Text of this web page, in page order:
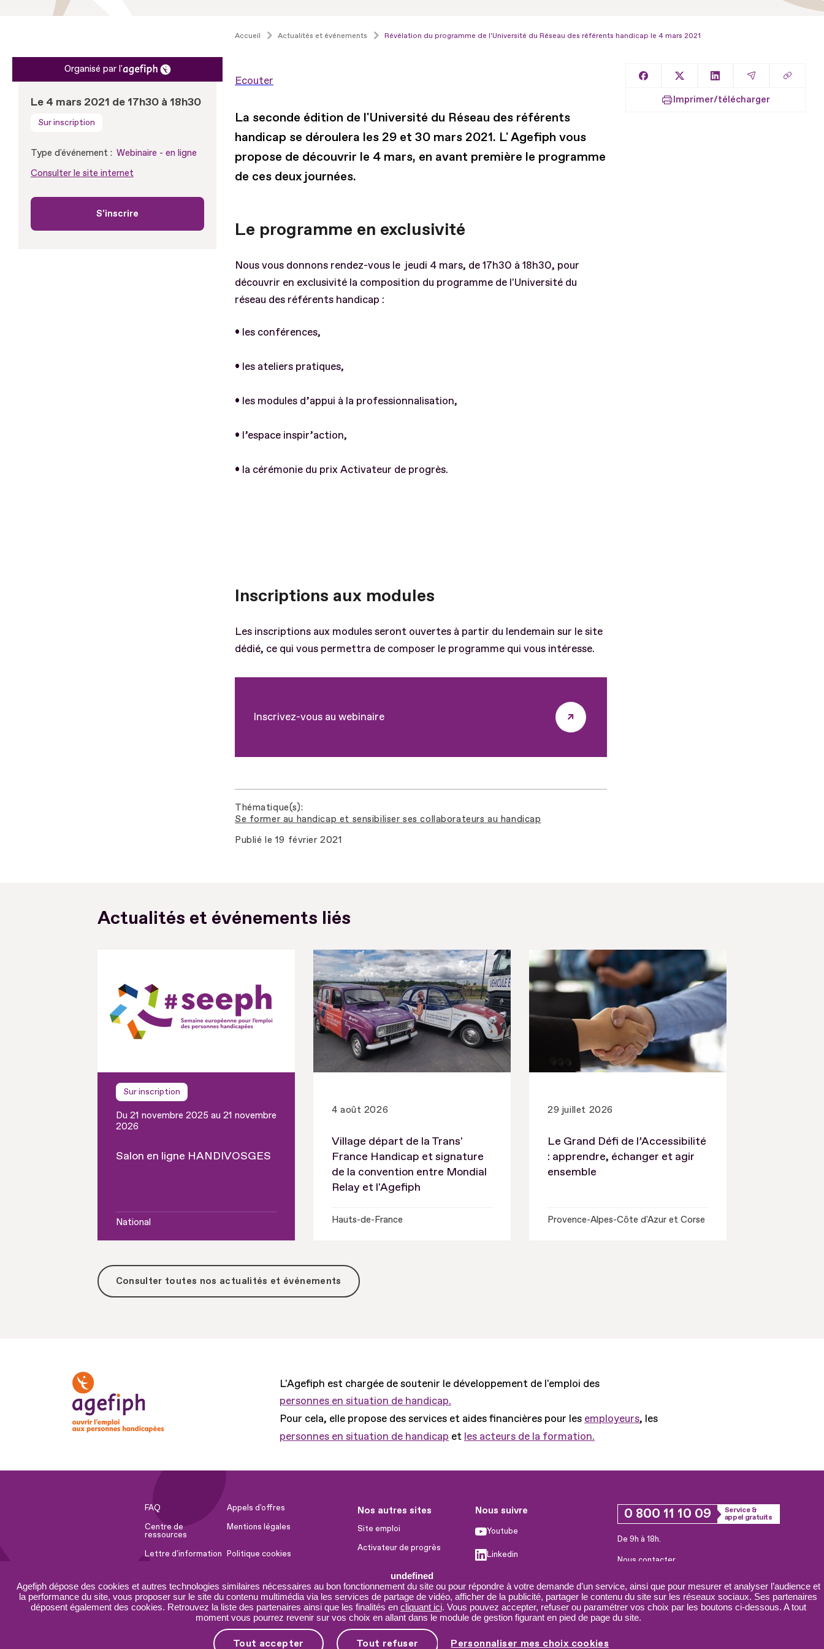
undefined
Agefiph dépose des cookies et autres technologies similaires nécessaires au bon fonctionnement du site ou pour répondre à votre demande d’un service, ainsi que pour mesurer et analyser l’audience et
la performance du site, vous proposer sur le site du contenu multimédia via les services de partage de vidéo, afficher de la publicité, partager le contenu du site sur les réseaux sociaux. Ses partenaires
déposent également des cookies. Retrouvez la liste des partenaires ainsi que les finalités en cliquant ici. Vous pouvez accepter, refuser ou paramétrer vos choix par les boutons ci-dessous. A tout
moment vous pourrez revenir sur vos choix en allant dans le module de gestion figurant en pied de page du site.
Tout accepter Tout refuser Personnaliser mes choix cookies
Accueil Actualités et événements Révélation du programme de l'Université du Réseau des référents handicap le 4 mars 2021
Organisé par l'
Le 4 mars 2021 de 17h30 à 18h30
Sur inscription
Type d'événement : Webinaire - en ligne
Consulter le site internet
S'inscrire
Ecouter
La seconde édition de l'Université du Réseau des référents
handicap se déroulera les 29 et 30 mars 2021. L' Agefiph vous
propose de découvrir le 4 mars, en avant première le programme
de ces deux journées.
Le programme en exclusivité
Nous vous donnons rendez-vous le jeudi 4 mars, de 17h30 à 18h30, pour
découvrir en exclusivité la composition du programme de l'Université du
réseau des référents handicap :
• les conférences,
• les ateliers pratiques,
• les modules d’appui à la professionnalisation,
• l’espace inspir’action,
• la cérémonie du prix Activateur de progrès.
Inscriptions aux modules
Les inscriptions aux modules seront ouvertes à partir du lendemain sur le site
dédié, ce qui vous permettra de composer le programme qui vous intéresse.
Inscrivez-vous au webinaire
Thématique(s)
Se former au handicap et sensibiliser ses collaborateurs au handicap
Publié le 19 février 2021
Partager sur Facebook
Partager sur XPartager sur LinkedIn
Partager par
Copier
Imprimer/télécharger
Actualités et événements liés
Sur inscription
Du 21 novembre 2025 au 21 novembre
2026
Salon en ligne HANDIVOSGES
National
4 août 2026
Village départ de la Trans'
France Handicap et signature
de la convention entre Mondial
Relay et l'Agefiph
Hauts-de-France
29 juillet 2026
Le Grand Défi de l’Accessibilité
: apprendre, échanger et agir
ensemble
Provence-Alpes-Côte d'Azur et Corse
Consulter toutes nos actualités et événements
L'Agefiph est chargée de soutenir le développement de l'emploi des
personnes en situation de handicap.
Pour cela, elle propose des services et aides financières pour les employeurs, les
personnes en situation de handicap et les acteurs de la formation.
FAQ
Appels d'offres
Centre de
ressources
Mentions légales
Lettre d'information Politique cookies
Accessibilité :
partiellement
conforme
Plan du site
Nos autres sites
Site emploi
Activateur de progrès
Innovation et recherche
Université du RRH
Service AppuiPro
Nous suivre
Youtube
Linkedin
X
0 800 11 10 09
Service &
appel gratuits
De 9h à 18h.
Nous contacter